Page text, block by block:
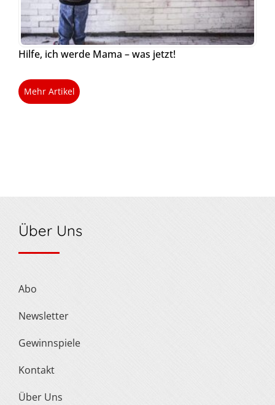
Hilfe, ich werde Mama – was jetzt!
Mehr Artikel
Über Uns
Abo
Newsletter
Gewinnspiele
Kontakt
Über Uns